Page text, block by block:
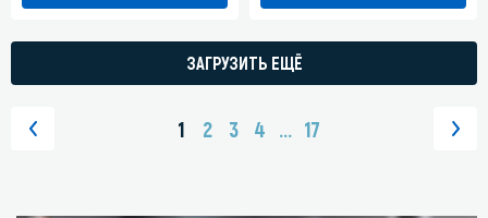
ЗАГРУЗИТЬ ЕЩЁ
1 2 3 4 ... 17